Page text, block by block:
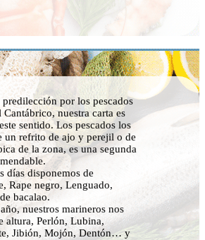
por los pescados
nuestra carta es
sentido. Los pescados los
un refrito de ajo y perejil o de
de la zona, es una segunda
días disponemos de
Rape negro, Lenguado,
bacalao.
nuestros marineros nos
altura, Perlón, Lubina,
Jibión, Mojón, Dentón… y